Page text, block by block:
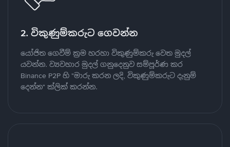
2. විකුණුම්කරුට ගෙවන්න
යෝජිත ගෙවීම් ක්‍රම හරහා විකුණුම්කරු වෙත මුදල්
යවන්න. ව්‍යවහාර මුදල් ගනුදෙනුව සම්පූර්ණ කර
Binance P2P හි "මාරු කරන ලදි, විකුණුම්කරුට දැනුම්
දෙන්න" ක්ලික් කරන්න.